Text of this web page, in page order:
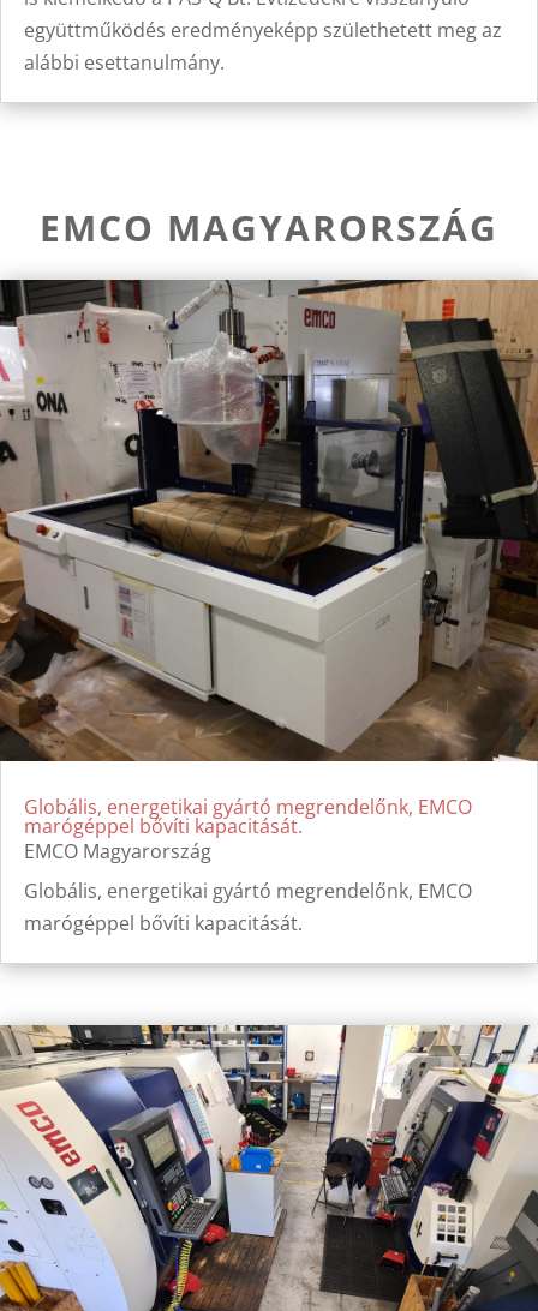
együttműködés eredményeképp születhetett meg az
alábbi esettanulmány.
EMCO MAGYARORSZÁG
Globális, energetikai gyártó megrendelőnk, EMCO
marógéppel bővíti kapacitását.
EMCO Magyarország
Globális, energetikai gyártó megrendelőnk, EMCO
marógéppel bővíti kapacitását.